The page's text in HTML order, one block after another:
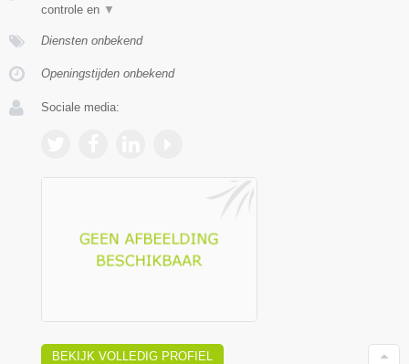
controle en ▼
Diensten onbekend
Openingstijden onbekend
Sociale media:
BEKIJK VOLLEDIG PROFIEL